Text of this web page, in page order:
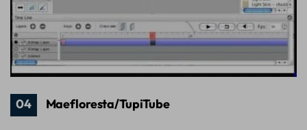
04 Maefloresta/TupiTube